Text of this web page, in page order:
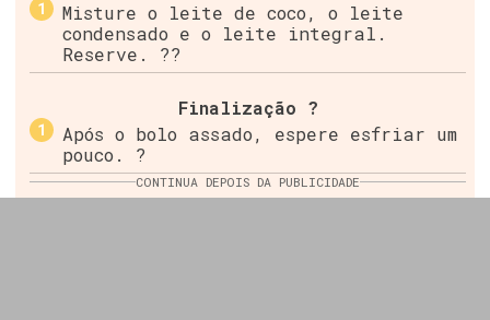
Misture o leite de coco, o leite
condensado e o leite integral.
Reserve. ??
Finalização ?
Após o bolo assado, espere esfriar um
pouco. ?
CONTINUA DEPOIS DA PUBLICIDADE